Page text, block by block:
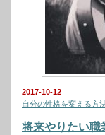
2017-10-12
自分の性格を変える方
将来やりたい職